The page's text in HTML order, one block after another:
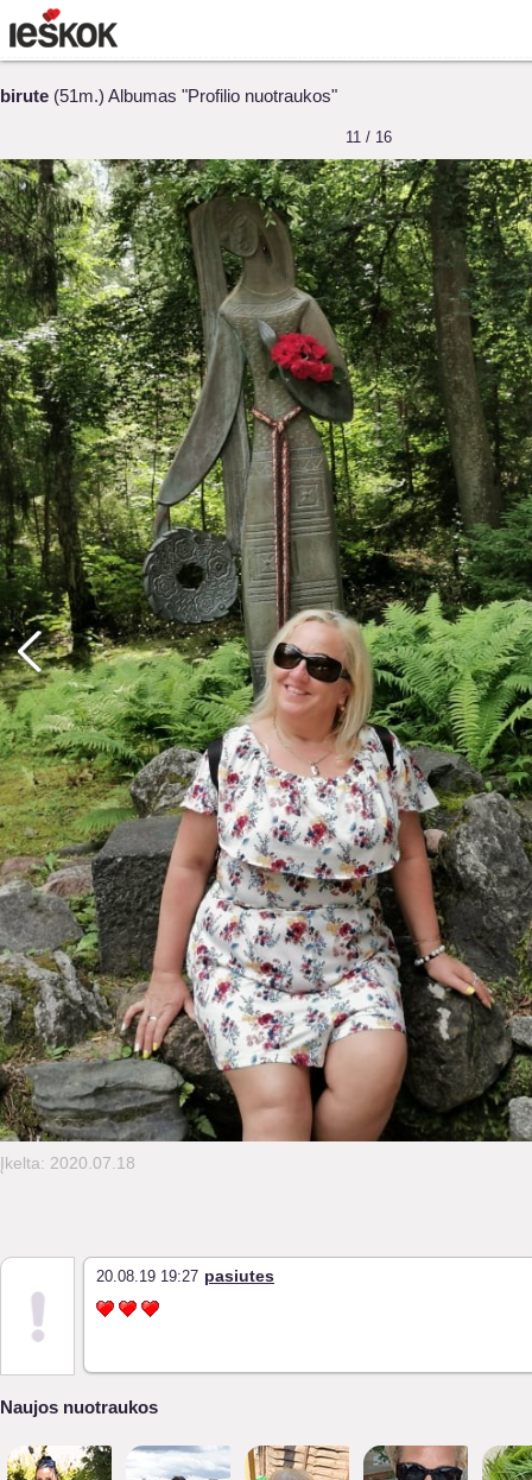
birute (51m.) Albumas "Profilio nuotraukos"
11 / 16
Įkelta: 2020.07.18
20.08.19 19:27 pasiutes
Naujos nuotraukos